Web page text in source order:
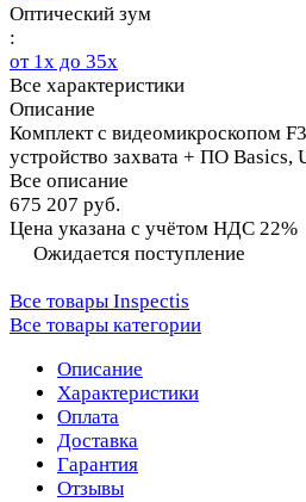
Оптический зум
:
от 1х до 35х
Все характеристики
Описание
Комплект с видеомикроскопом
устройство захвата + ПО Basics,
Все описание
675 207 руб.
Цена указана с учётом НДС 22%
Ожидается поступление
Все товары Inspectis
Все товары категории
Описание
Характеристики
Оплата
Доставка
Гарантия
Отзывы